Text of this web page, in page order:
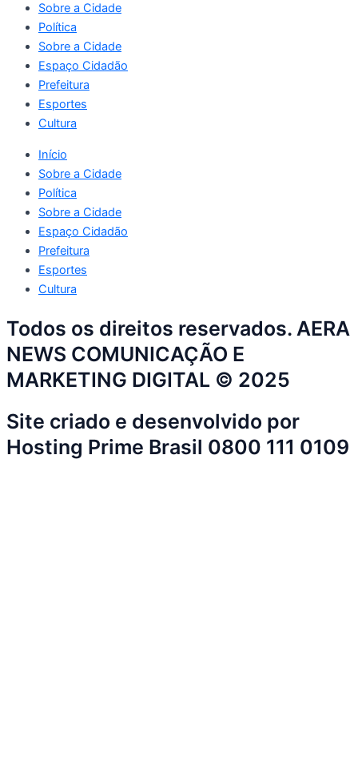
Sobre a Cidade
Política
Sobre a Cidade
Espaço Cidadão
Prefeitura
Esportes
Cultura
Início
Sobre a Cidade
Política
Sobre a Cidade
Espaço Cidadão
Prefeitura
Esportes
Cultura
Todos os direitos reservados. AERA
NEWS COMUNICAÇÃO E
MARKETING DIGITAL © 2025
Site criado e desenvolvido por
Hosting Prime Brasil 0800 111 0109